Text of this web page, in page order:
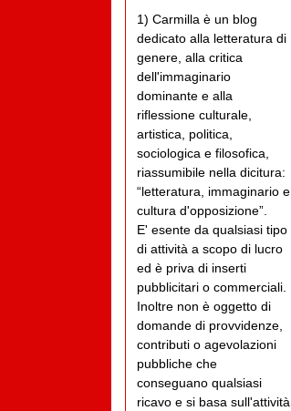
1) Carmilla è un blog
dedicato alla letteratura di
genere, alla critica
dell'immaginario
dominante e alla
riflessione culturale,
artistica, politica,
sociologica e filosofica,
riassumibile nella dicitura:
“letteratura, immaginario e
cultura d'opposizione”.
E' esente da qualsiasi tipo
di attività a scopo di lucro
ed è priva di inserti
pubblicitari o commerciali.
Inoltre non è oggetto di
domande di provvidenze,
contributi o agevolazioni
pubbliche che
conseguano qualsiasi
ricavo e si basa sull'attività